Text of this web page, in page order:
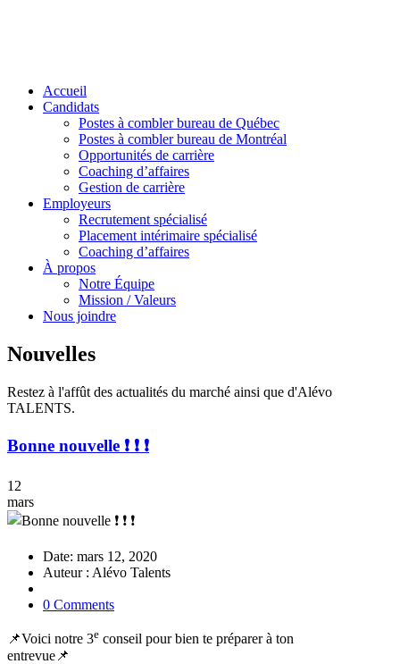
Accueil
Candidats
Postes à combler bureau de Québec
Postes à combler bureau de Montréal
Opportunités de carrière
Coaching d’affaires
Gestion de carrière
Employeurs
Recrutement spécialisé
Placement intérimaire spécialisé
Coaching d’affaires
À propos
Notre Équipe
Mission / Valeurs
Nous joindre
Nouvelles
Restez à l'affût des actualités du marché ainsi que d'Alévo
TALENTS.
Bonne nouvelle ❗️ ❗️ ❗️
12
mars
Date: mars 12, 2020
Auteur : Alévo Talents
0 Comments
📌Voici notre 3e conseil pour bien te préparer à ton
entrevue📌